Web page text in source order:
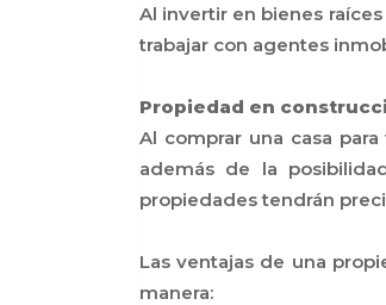
Al invertir en bienes
trabajar con agentes
Propiedad en
Al comprar una casa
además de la
propiedades tendrán
Las ventajas de una
manera: